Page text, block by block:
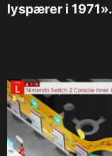
lyspærer i 1971».